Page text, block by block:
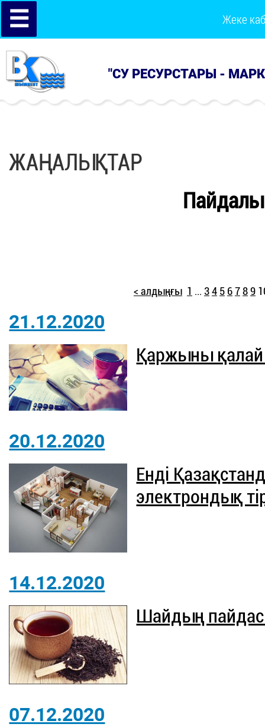
☰ Жеке
"СУ РЕСУРСТАРЫ -
ЖАҢАЛЫҚТАР
Пайдалы
< алдыңғы 1 ... 34 5 6789
21.12.2020
Қаржыны
20.12.2020
Енді
электрондық
14.12.2020
Шайдың
07.12.2020